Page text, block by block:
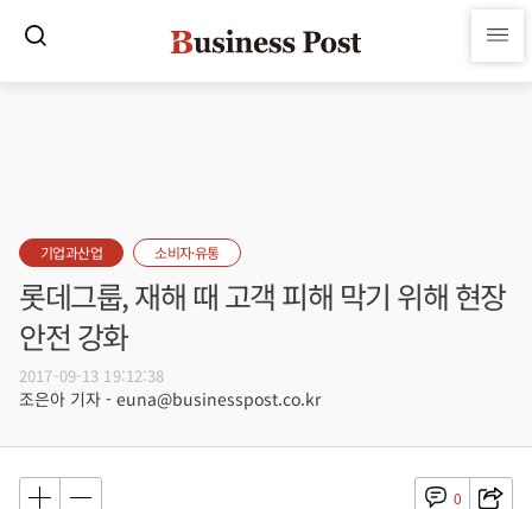
기업과산업 소비자·유통
롯데그룹, 재해 때 고객 피해 막기 위해 현장
안전 강화
2017-09-13 19:12:38
조은아 기자 - euna@businesspost.co.kr
0